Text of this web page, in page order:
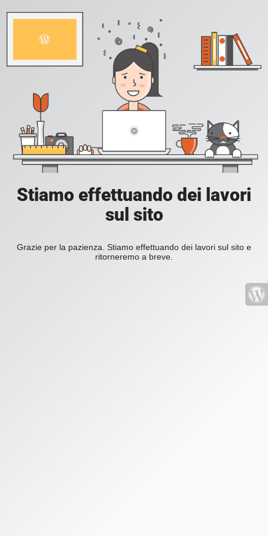
Stiamo effettuando dei lavori
sul sito
Grazie per la pazienza. Stiamo effettuando dei lavori sul sito e
ritorneremo a breve.